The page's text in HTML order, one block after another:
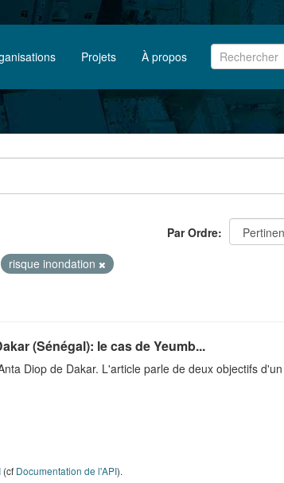
Projets À propos
Par Ordre
risque inondation
(Sénégal): le cas de Yeumb...
Diop de Dakar. L'article parle de deux objectifs
(cf Documentation de l'API).